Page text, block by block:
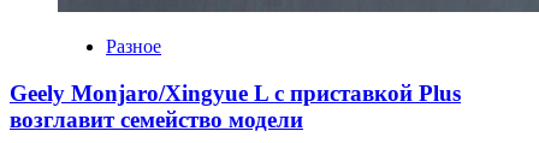
Разное
Geely Monjaro/Xingyue L с приставкой Plus
возглавит семейство модели